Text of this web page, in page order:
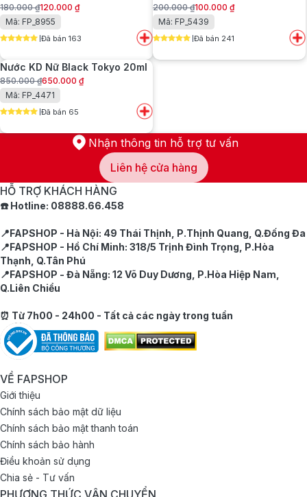
180.000₫
Giá
gốc
là:
180.000 ₫.
120.000 ₫
Giá
hiện
tại
là:
120.000 ₫.
Mã: FP_8955
Đã bán 163
200.000₫
Giá
gốc
là:
200.000 ₫.
100.000 ₫
Giá
hiện
tại
là:
Mã: FP_5439
Đã bán 241
Nước KD Nữ Black Tokyo 20ml
850.000₫
Giá
gốc
là:
850.000 ₫.
650.000 ₫
Giá
hiện
tại
là:
Mã: FP_4471
Đã bán 65
Nhận thông tin hỗ trợ tư vấn
Liên hệ cửa hàng
HỖ TRỢ KHÁCH HÀNG
☎️ Hotline: 08888.66.458
📍FAPSHOP - Hà Nội: 49 Thái Thịnh, P.Thịnh Quang, Q.Đống Đa
📍FAPSHOP - Hồ Chí Minh: 318/5 Trịnh Đình Trọng, P.Hòa
Thạnh, Q.Tân Phú
📍FAPSHOP - Đà Nẵng: 12 Võ Duy Dương, P.Hòa Hiệp Nam,
Q.Liên Chiểu
⏰ Từ 7h00 - 24h00 - Tất cả các ngày trong tuần
VỀ FAPSHOP
Giới thiệu
Chính sách bảo mật dữ liệu
Chính sách bảo mật thanh toán
Chính sách bảo hành
Điều khoản sử dụng
Chia sẻ - Tư vấn
PHƯƠNG THỨC VẬN CHUYỂN